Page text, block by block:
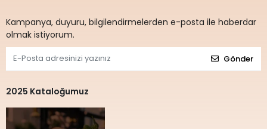
Kampanya, duyuru, bilgilendirmelerden e-posta ile haberdar
olmak istiyorum.
Gönder
2025 Kataloğumuz